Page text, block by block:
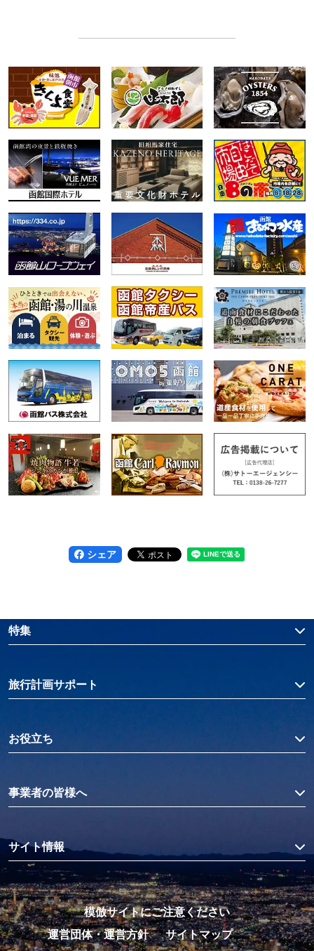
シェア
特集
旅行計画サポート
お役立ち
事業者の皆様へ
サイト情報
模倣サイトにご注意ください
運営団体・運営方針
サイトマップ